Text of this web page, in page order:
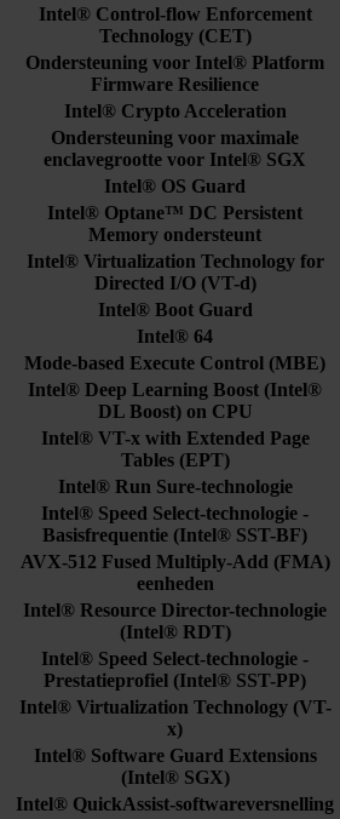
Intel® Control-flow Enforcement
Technology (CET)
Ondersteuning voor Intel® Platform
Firmware Resilience
Intel® Crypto Acceleration
Ondersteuning voor maximale
enclavegrootte voor Intel® SGX
Intel® OS Guard
Intel® Optane™ DC Persistent
Memory ondersteunt
Intel® Virtualization Technology for
Directed I/O (VT-d)
Intel® Boot Guard
Intel® 64
Mode-based Execute Control (MBE)
Intel® Deep Learning Boost (Intel®
DL Boost) on CPU
Intel® VT-x with Extended Page
Tables (EPT)
Intel® Run Sure-technologie
Intel® Speed Select-technologie -
Basisfrequentie (Intel® SST-BF)
AVX-512 Fused Multiply-Add (FMA)
eenheden
Intel® Resource Director-technologie
(Intel® RDT)
Intel® Speed Select-technologie -
Prestatieprofiel (Intel® SST-PP)
Intel® Virtualization Technology (VT-
x)
Intel® Software Guard Extensions
(Intel® SGX)
Intel® QuickAssist-softwareversnelling